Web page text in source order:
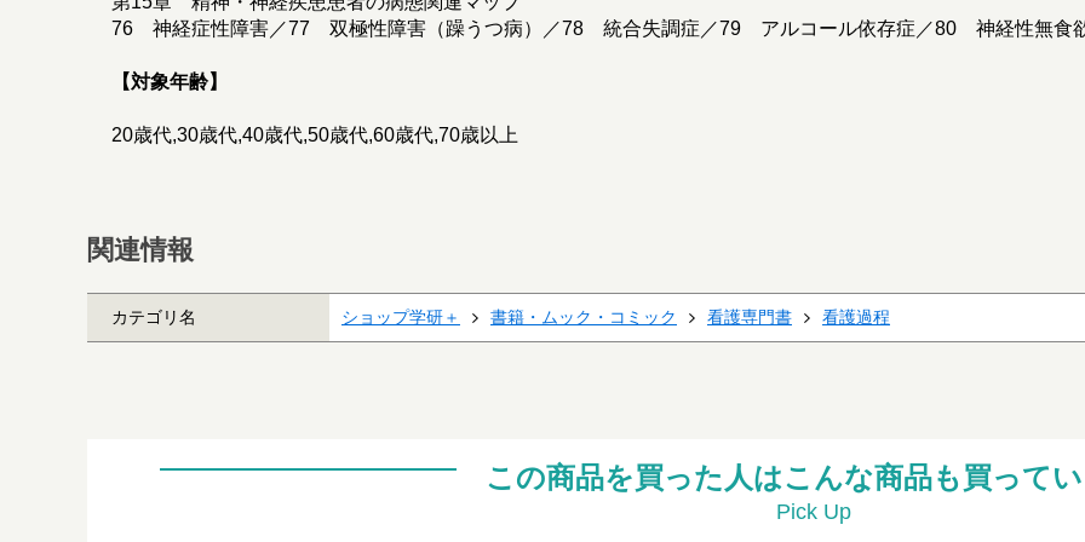
76 神経症性障害／77 双極性障害（躁うつ病）／78 統合失調症／79 アルコール依存症／80 神経性無食
【対象年齢】
20歳代,30歳代,40歳代,50歳代,60歳代,70歳以上
関連情報
カテゴリ名 ショップ学研＋ 書籍・ムック・コミック 看護専門書 看護過程
この商品を買った人はこんな商品も買って
Pick Up